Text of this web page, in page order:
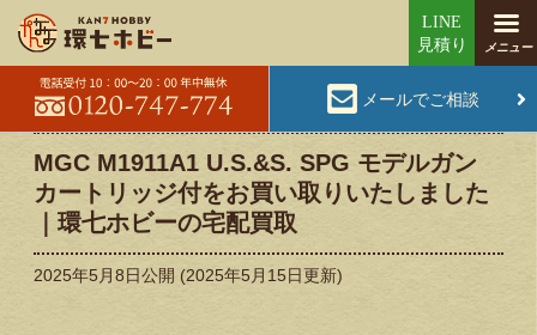
メールでご相談
MGC M1911A1 U.S.&S. SPG モデルガン
カートリッジ付をお買い取りいたしました
｜環七ホビーの宅配買取
2025年5月8日公開 (2025年5月15日更新)